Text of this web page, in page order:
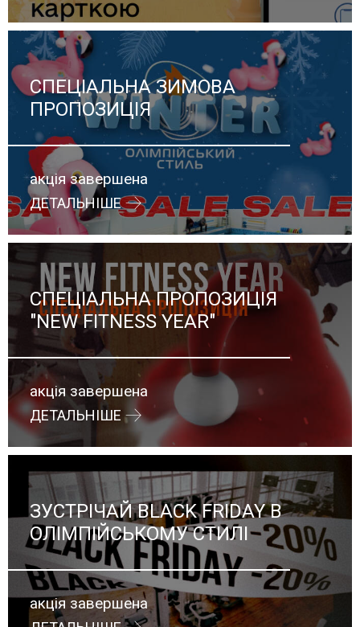
СПЕЦІАЛЬНА ЗИМОВА
ПРОПОЗИЦІЯ
акція завершена
ДЕТАЛЬНІШЕ
СПЕЦІАЛЬНА ПРОПОЗИЦІЯ
"NEW FITNESS YEAR"
акція завершена
ДЕТАЛЬНІШЕ
ЗУСТРІЧАЙ BLACK FRIDAY В
ОЛІМПІЙСЬКОМУ СТИЛІ
акція завершена